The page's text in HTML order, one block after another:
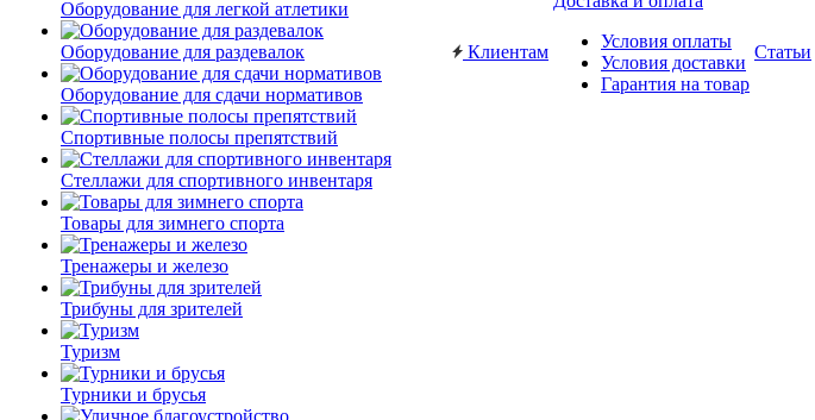
Оборудование для легкой атлетики
Оборудование для раздевалок
Оборудование для сдачи нормативов
Спортивные полосы препятствий
Стеллажи для спортивного инвентаря
Товары для зимнего спорта
Тренажеры и железо
Трибуны для зрителей
Туризм
Турники и брусья
Клиентам
Условия оплаты
Условия доставки
Гарантия на товар
Статьи